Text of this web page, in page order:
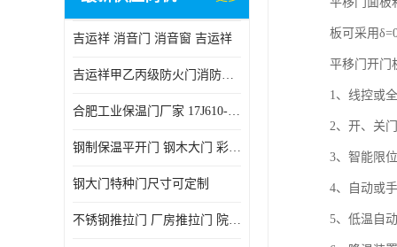
吉运祥 消音门 消音窗 吉运祥
吉运祥甲乙丙级防火门消防门一门一证
合肥工业保温门厂家 17J610-1保温门
钢制保温平开门 钢木大门 彩钢复合板门
钢大门特种门尺寸可定制
不锈钢推拉门 厂房推拉门 院墙推拉门 工业电动推拉门
板可采用
平移门开门
1、线控或
2、开、关
3、智能限
4、自动或
5、低温自